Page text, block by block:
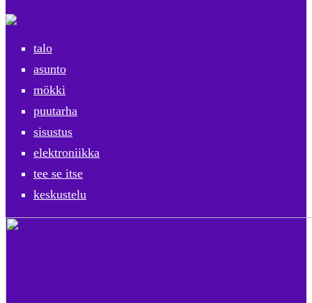
talo
asunto
mökki
puutarha
sisustus
elektroniikka
tee se itse
keskustelu